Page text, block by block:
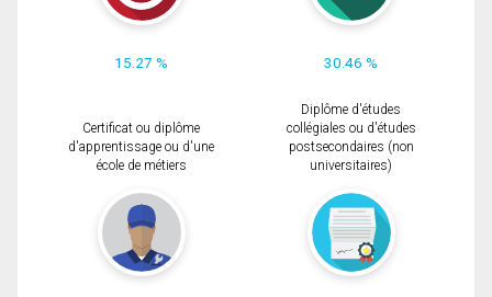
15.27 % 30.46 %
Certificat ou diplôme
d'apprentissage ou d'une
école de métiers
Diplôme d'études
collégiales ou d'études
postsecondaires (non
universitaires)